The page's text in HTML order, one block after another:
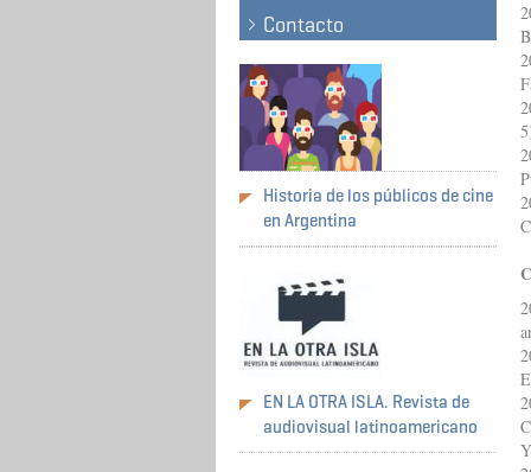
Contacto
Historia de los públicos de cine
en Argentina
EN LA OTRA ISLA. Revista de
audiovisual latinoamericano